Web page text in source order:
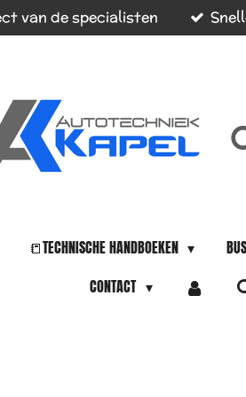
van de specialisten
📒TECHNISCHE HANDBOEKEN
CONTACT